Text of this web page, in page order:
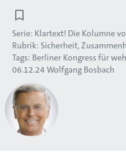
Serie: Klartext! Die Kolumne
Rubrik: Sicherheit,
Tags: Berliner Kongress für
06.12.24Wolfgang Bosbach